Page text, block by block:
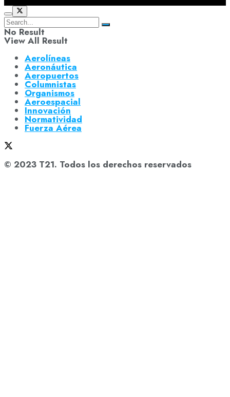
No Result
View All Result
Aerolíneas
Aeronáutica
Aeropuertos
Columnistas
Organismos
Aeroespacial
Innovación
Normatividad
Fuerza Aérea
© 2023 T21. Todos los derechos reservados